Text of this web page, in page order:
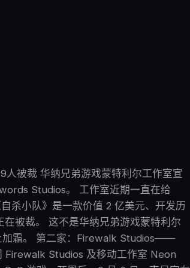
被裁 华纳兄弟游戏蒙特利尔工作室宣
Studios。 工作室近期一直在给
杀小队》是一款价值 2 亿美元、开发历
被裁。 这不是华纳兄弟游戏蒙特利尔
加霜。 第二家：Firewalk Studios——
Firewalk Studios 及移动工作室 Neon